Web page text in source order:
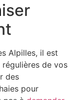
Alpilles, il est
de vos
des
pour